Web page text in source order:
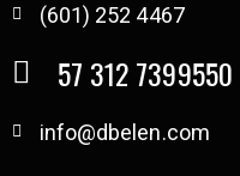
(601) 252 4467
57 312 7399550
info@dbelen.com